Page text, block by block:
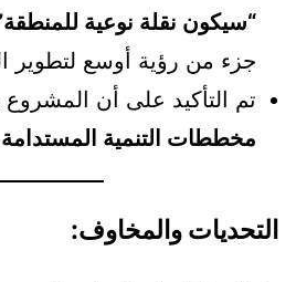
“سيكون نقلة نوعية
جزء من رؤية أوسع
تم التأكيد على أن المشروع
مخططات التنمية المستدامة
التحديات والمخاوف: